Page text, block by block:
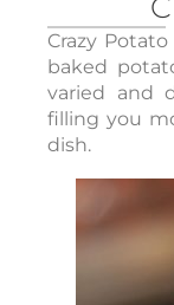
Crazy
baked
varied and
filling you
dish.